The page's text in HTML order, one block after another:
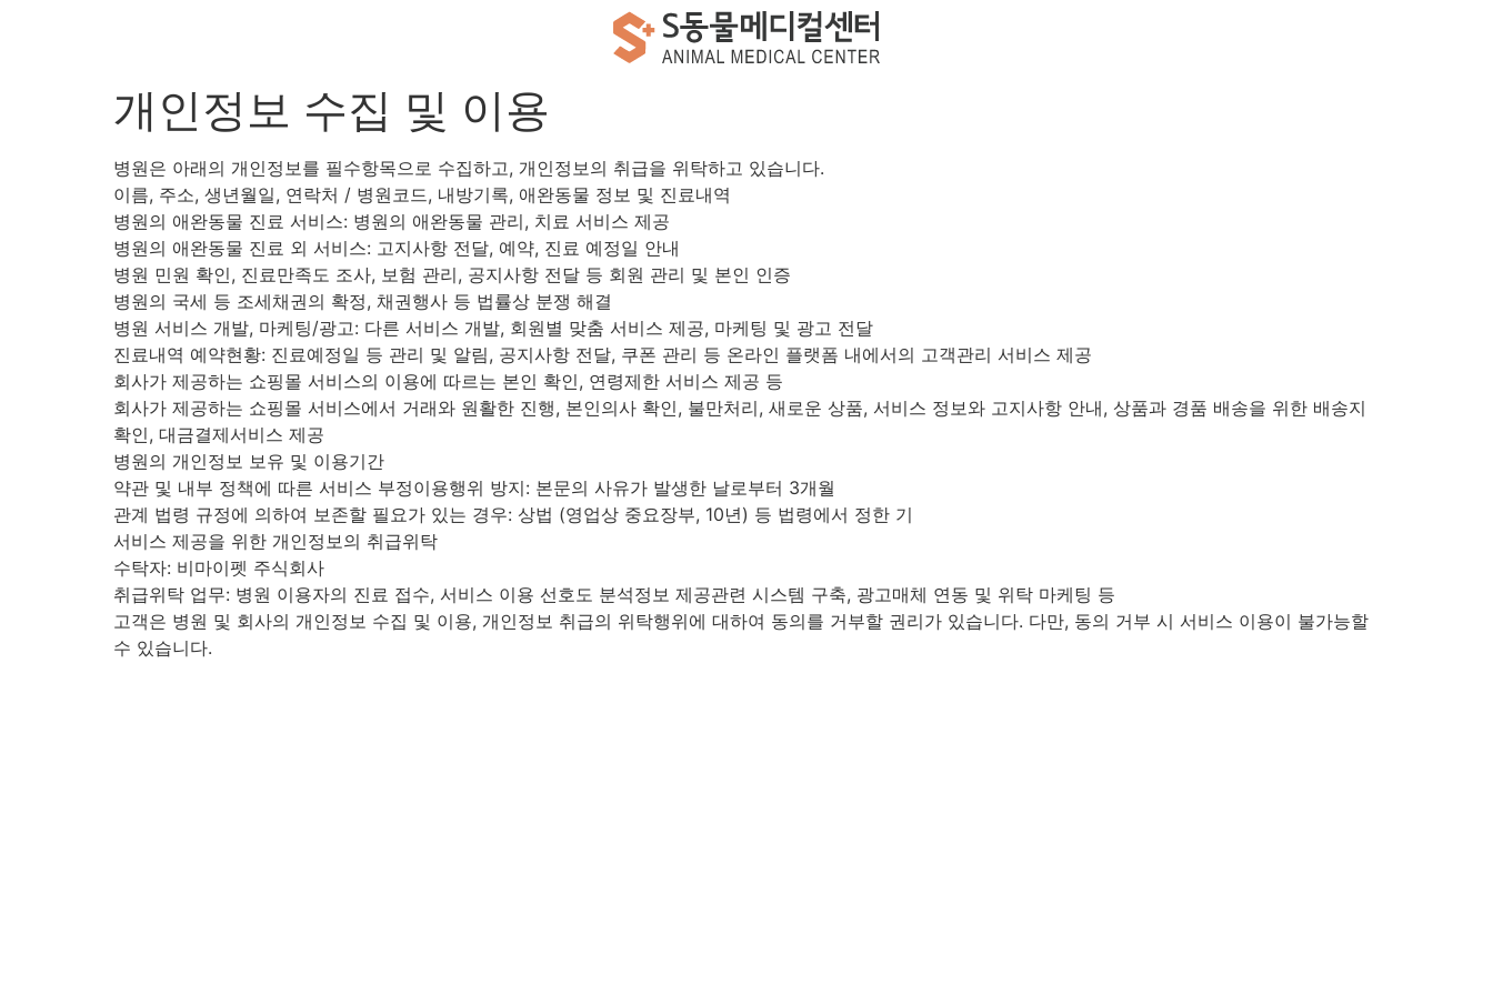
개인정보 수집 및 이용
병원은 아래의 개인정보를 필수항목으로 수집하고, 개인정보의 취급을 위탁하고 있습니다.
이름, 주소, 생년월일, 연락처 / 병원코드, 내방기록, 애완동물 정보 및 진료내역
병원의 애완동물 진료 서비스: 병원의 애완동물 관리, 치료 서비스 제공
병원의 애완동물 진료 외 서비스: 고지사항 전달, 예약, 진료 예정일 안내
병원 민원 확인, 진료만족도 조사, 보험 관리, 공지사항 전달 등 회원 관리 및 본인 인증
병원의 국세 등 조세채권의 확정, 채권행사 등 법률상 분쟁 해결
병원 서비스 개발, 마케팅/광고: 다른 서비스 개발, 회원별 맞춤 서비스 제공, 마케팅 및 광고 전달
진료내역 예약현황: 진료예정일 등 관리 및 알림, 공지사항 전달, 쿠폰 관리 등 온라인 플랫폼 내에서의 고객관리 서비스 제공
회사가 제공하는 쇼핑몰 서비스의 이용에 따르는 본인 확인, 연령제한 서비스 제공 등
회사가 제공하는 쇼핑몰 서비스에서 거래와 원활한 진행, 본인의사 확인, 불만처리, 새로운 상품, 서비스 정보와 고지사항 안내, 상품과 경품 배송을 위한 배송지
확인, 대금결제서비스 제공
병원의 개인정보 보유 및 이용기간
약관 및 내부 정책에 따른 서비스 부정이용행위 방지: 본문의 사유가 발생한 날로부터 3개월
관계 법령 규정에 의하여 보존할 필요가 있는 경우: 상법 (영업상 중요장부, 10년) 등 법령에서 정한 기
서비스 제공을 위한 개인정보의 취급위탁
수탁자: 비마이펫 주식회사
취급위탁 업무: 병원 이용자의 진료 접수, 서비스 이용 선호도 분석정보 제공관련 시스템 구축, 광고매체 연동 및 위탁 마케팅 등
고객은 병원 및 회사의 개인정보 수집 및 이용, 개인정보 취급의 위탁행위에 대하여 동의를 거부할 권리가 있습니다. 다만, 동의 거부 시 서비스 이용이 불가능할
수 있습니다.